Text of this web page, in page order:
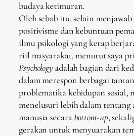
budaya ketimuran.
Oleh sebab itu, selain
positivisme dan kebuntuan
ilmu psikologi yang kerap
riil masyarakat, menurut saya
Psychology adalah bagian dari
dalam merespon berbagai
problematika kehidupan sosial,
menelusuri lebih dalam tentang
manusia secara bottom-up,
gerakan untuk menyuarakan